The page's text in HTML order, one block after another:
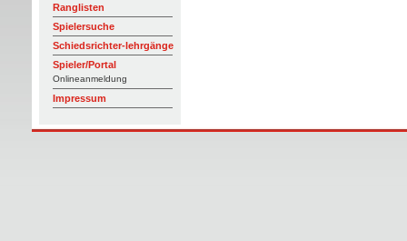
Ranglisten
Spielersuche
Schiedsrichter-lehrgänge
Spieler/Portal
Onlineanmeldung
Impressum